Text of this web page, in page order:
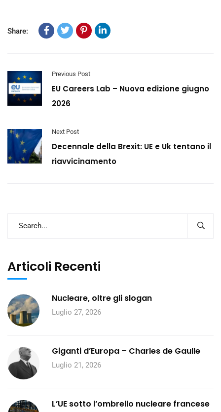
Share:
Previous Post
EU Careers Lab – Nuova edizione giugno
2026
Next Post
Decennale della Brexit: UE e Uk tentano il
riavvicinamento
Articoli Recenti
Nucleare, oltre gli slogan
Luglio 27, 2026
Giganti d’Europa – Charles de Gaulle
Luglio 21, 2026
L’UE sotto l’ombrello nucleare francese